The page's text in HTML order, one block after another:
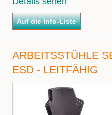
ARBEITSSTÜHLE
ESD - LEITFÄHIG